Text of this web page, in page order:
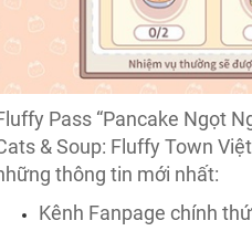
Pass “Pancake Ngọt
& Soup: Fluffy Town
thông tin mới nhất:
Kênh Fanpage chính